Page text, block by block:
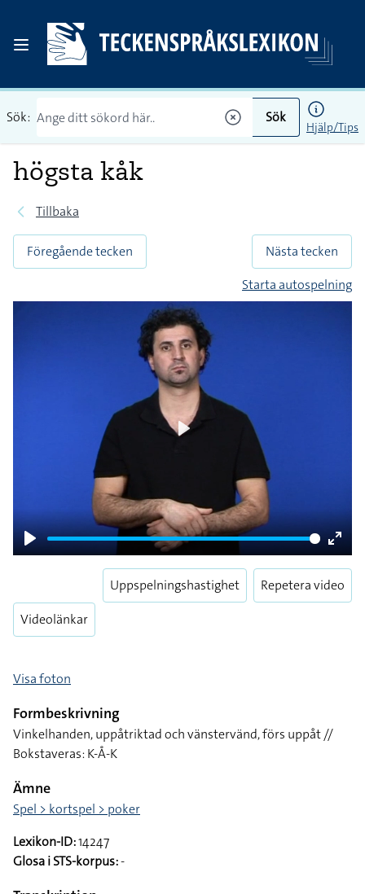
Sök: Sök
Hjälp/Tips
högsta kåk
Tillbaka
Föregående tecken
Nästa tecken
Starta autospelning
Play
Enter
Videolänkar
Uppspelningshastighet Repetera video
Visa foton
Formbeskrivning
Vinkelhanden, uppåtriktad och vänstervänd, förs uppåt //
Bokstaveras: K-Å-K
Ämne
Spel > kortspel > poker
Lexikon-ID:14247
Glosa i STS-korpus:-